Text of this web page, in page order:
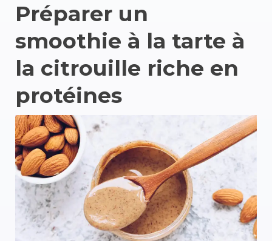
Préparer un
smoothie à la tarte à
la citrouille riche en
protéines